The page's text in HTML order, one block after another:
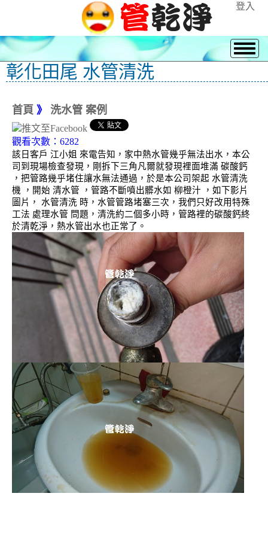
登入
彰化田尾 水管清洗
首頁 》 洗水管 案例
觀看次數：6282
該日客戶 江小姐 來電告知，家中熱水管幾乎無法出水，本公
司到現場檢查發現，剛拆下三角凡爾就發現裡面堆滿 碳酸鈣
，把管路幾乎堵住讓水無法通過，於是本公司架起 水管清洗
機 ，開始 清水管 ，管路不斷噴出髒水如 柳橙汁 ，如下影片
圖片， 水管清洗 時，水管管路堵塞三次，我們只好改用特殊
工法 處理水管 問題，清洗約二個多小時，管路裡的碳酸鈣終
於清乾淨，熱水管出水也正常了。